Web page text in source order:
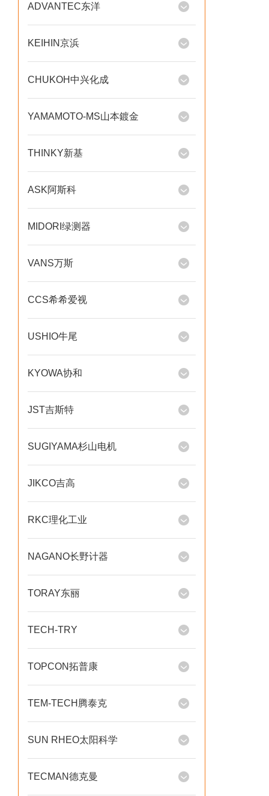
ADVANTEC东洋
KEIHIN京浜
CHUKOH中兴化成
YAMAMOTO-MS山本鍍金
THINKY新基
ASK阿斯科
MIDORI绿测器
VANS万斯
CCS希希爱视
USHIO牛尾
KYOWA协和
JST吉斯特
SUGIYAMA杉山电机
JIKCO吉高
RKC理化工业
NAGANO长野计器
TORAY东丽
TECH-TRY
TOPCON拓普康
TEM-TECH腾泰克
SUN RHEO太阳科学
TECMAN德克曼